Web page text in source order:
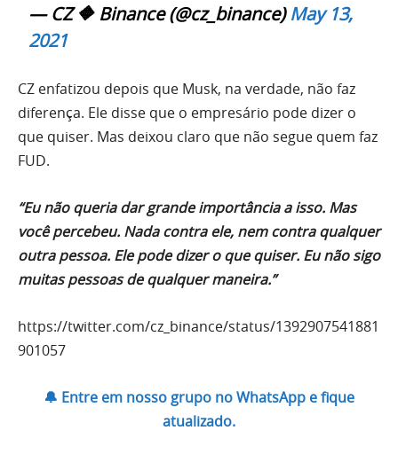
— CZ 🔶 Binance (@cz_binance)May 13,
2021
CZ enfatizou depois que Musk, na verdade, não faz
diferença. Ele disse que o empresário pode dizer o
que quiser. Mas deixou claro que não segue quem faz
FUD.
“Eu não queria dar grande importância a isso. Mas
você percebeu. Nada contra ele, nem contra qualquer
outra pessoa. Ele pode dizer o que quiser. Eu não sigo
muitas pessoas de qualquer maneira.”
https://twitter.com/cz_binance/status/1392907541881
901057
🔔 Entre em nosso grupo no WhatsApp e fique
atualizado.